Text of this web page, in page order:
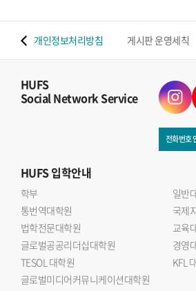
개인정보처리방침 게시판 운영세칙
HUFS
Social Network Service
전화번호
HUFS입학안내
학부
일반
통번역대학원
국제
법학전문대학원
교육
글로벌공공리더십대학원
경영
TESOL 대학원
KFL
글로벌미디어커뮤니케이션대학원